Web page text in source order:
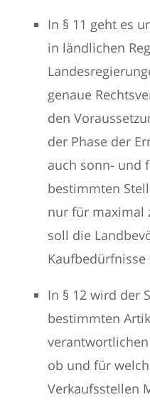
In § 11 geht es
in ländlichen
genaue
den
der Phase der
auch sonn- und
bestimmten
nur für maximal
soll die
In § 12 wird der
bestimmten
ob und für
Verkaufsstellen